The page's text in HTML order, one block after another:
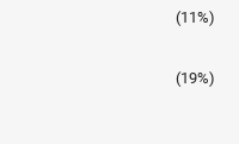
(11%)
(19%)